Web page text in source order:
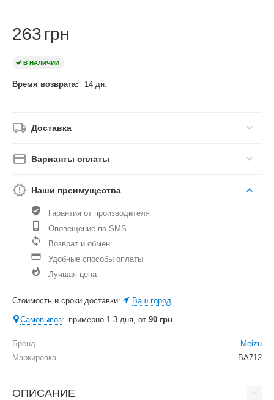
263 грн
В НАЛИЧИИ
Время возврата: 14 дн.
Доставка
Варианты оплаты
Наши преимущества
Гарантия от производителя
Оповещение по SMS
Возврат и обмен
Удобные способы оплаты
Лучшая цена
Стоимость и сроки доставки: Ваш город
Самовывоз: примерно 1-3 дня, от90 грн
Бренд
Meizu
Маркировка
BA712
ОПИСАНИЕ